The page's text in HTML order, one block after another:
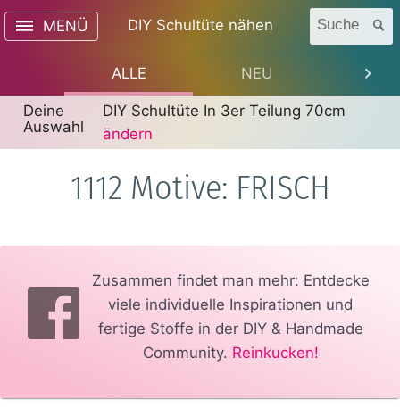
MENÜ DIY Schultüte nähen Suche
ALLE NEU
Deine
Auswahl
DIY Schultüte In 3er Teilung 70cm
ändern
1112 Motive: FRISCH
Zusammen findet man mehr: Entdecke
viele individuelle Inspirationen und
fertige Stoffe in der DIY & Handmade
Community. Reinkucken!